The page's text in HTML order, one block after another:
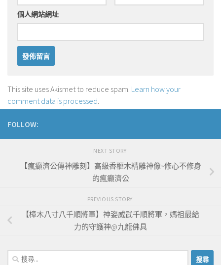
個人網站網址
This site uses Akismet to reduce spam. Learn how your
comment data is processed.
FOLLOW:
NEXT STORY
【瘋癲濟公傳神雕刻】高級香榧木精雕神像~修心不修身
的瘋癲濟公
PREVIOUS STORY
【樟木八寸八千順將軍】神姿威武千順將軍，媽祖最給
力的守護神@九龍佛具
搜